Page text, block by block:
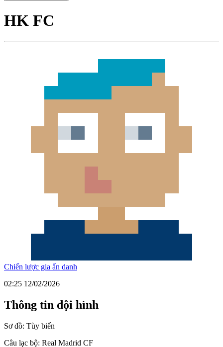
HK FC
Chiến lược gia ẩn danh
02:25 12/02/2026
Thông tin đội hình
Sơ đồ: Tùy biến
Câu lạc bộ: Real Madrid CF